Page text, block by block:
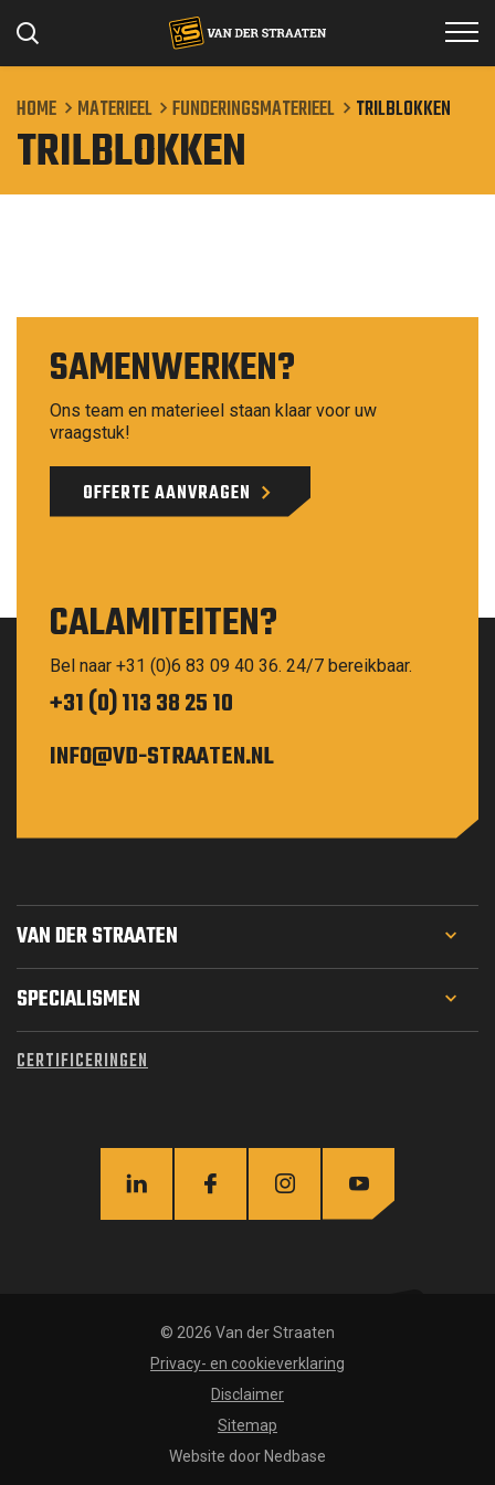
Specialismen
Projecten
HOME MATERIEEL FUNDERINGSMATERIEEL TRILBLOKKEN
TRILBLOKKEN
SAMENWERKEN?
Ons team en materieel staan klaar voor uw
vraagstuk!
OFFERTE AANVRAGEN
CALAMITEITEN?
Bel naar +31 (0)6 83 09 40 36. 24/7 bereikbaar.
+31 (0) 113 38 25 10
INFO@VD-STRAATEN.NL
VAN DER STRAATEN
PROJECTEN
OVER ONS
SPECIALISMEN
GEOTECHNIEK
WATERBOUW
CERTIFICERINGEN
© 2026 Van der Straaten
Privacy- en cookieverklaring
Disclaimer
Sitemap
Website door Nedbase